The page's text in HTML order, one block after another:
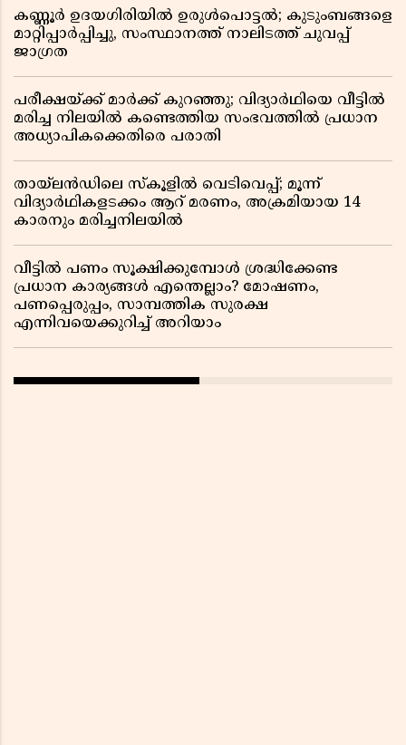
കണ്ണൂർ ഉദയഗിരിയിൽ ഉരുൾപൊട്ടൽ; കുടുംബങ്ങളെ
മാറ്റിപ്പാർപ്പിച്ചു, സംസ്ഥാനത്ത് നാലിടത്ത് ചുവപ്പ്
ജാഗ്രത
പരീക്ഷയ്ക്ക് മാർക്ക് കുറഞ്ഞു; വിദ്യാർഥിയെ വീട്ടിൽ
മരിച്ച നിലയിൽ കണ്ടെത്തിയ സംഭവത്തിൽ പ്രധാന
അധ്യാപികക്കെതിരെ പരാതി
തായ്‌ലൻഡിലെ സ്‌കൂളിൽ വെടിവെപ്പ്; മൂന്ന്
വിദ്യാർഥികളടക്കം ആറ് മരണം, അക്രമിയായ 14
കാരനും മരിച്ചനിലയിൽ
വീട്ടിൽ പണം സൂക്ഷിക്കുമ്പോൾ ശ്രദ്ധിക്കേണ്ട
പ്രധാന കാര്യങ്ങൾ എന്തെല്ലാം? മോഷണം,
പണപ്പെരുപ്പം, സാമ്പത്തിക സുരക്ഷ
എന്നിവയെക്കുറിച്ച് അറിയാം